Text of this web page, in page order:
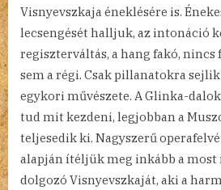
Visnyevszkaja éneklésére is.
lecsengését halljuk, az intonáció
regiszterváltás, a hang fakó, nincs
sem a régi. Csak pillanatokra
egykori művészete. A Glinka-
tud mit kezdeni, legjobban a
teljesedik ki. Nagyszerű
alapján ítéljük meg inkább a
dolgozó Visnyevszkaját, aki a